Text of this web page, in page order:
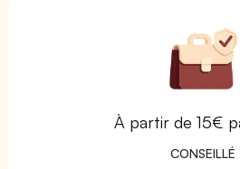
À partir de 15€
CONSEILLÉ